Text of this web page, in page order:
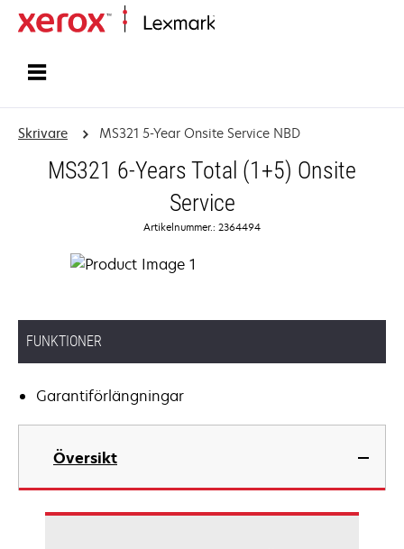
Skrivare MS321 5-Year Onsite Service NBD
MS321 6-Years Total (1+5) Onsite
Service
Artikelnummer.: 2364494
FUNKTIONER
Garantiförlängningar
Översikt